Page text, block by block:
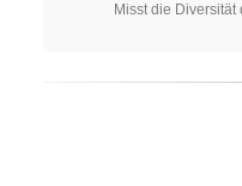
Misst die